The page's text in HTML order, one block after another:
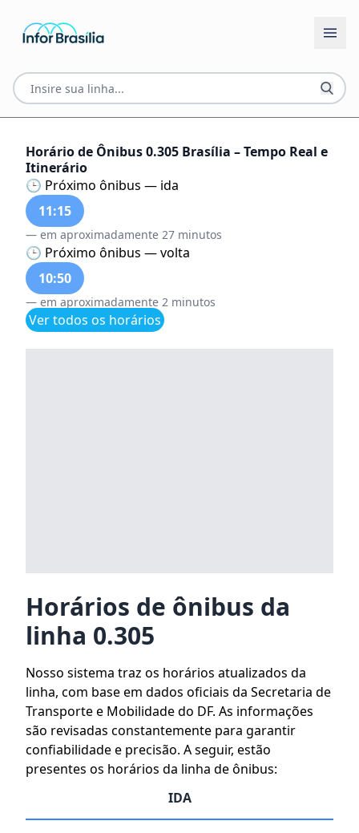
Horário de Ônibus 0.305 Brasília – Tempo Real e
Itinerário
🕒 Próximo ônibus — ida
11:15
— em aproximadamente 27 minutos
🕒 Próximo ônibus — volta
10:50
— em aproximadamente 2 minutos
Ver todos os horários
Horários de ônibus da
linha 0.305
Nosso sistema traz os horários atualizados da
linha, com base em dados oficiais da Secretaria de
Transporte e Mobilidade do DF. As informações
são revisadas constantemente para garantir
confiabilidade e precisão. A seguir, estão
presentes os horários da linha de ônibus:
IDA